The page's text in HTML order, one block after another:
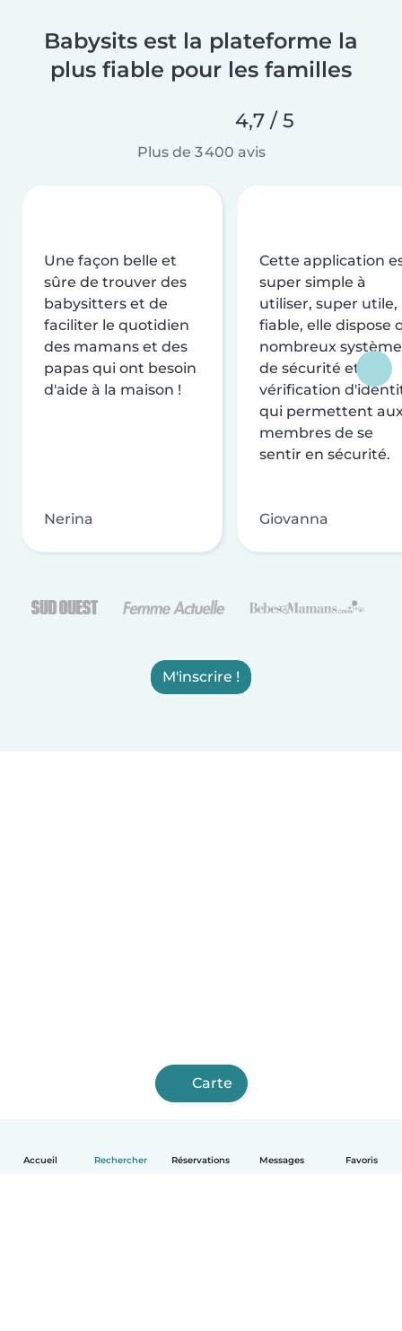
Accueil Rechercher Réservations Messages Favoris
Babysits est la plateforme la
plus fiable pour les familles
4,7 / 5
Plus de 3 400 avis
Une façon belle et
sûre de trouver des
babysitters et de
faciliter le quotidien
des mamans et des
papas qui ont besoin
d'aide à la maison !
Nerina
Cette application
super simple à
utiliser, super utile,
fiable, elle dispose
nombreux
de sécurité et de
vérification
qui permettent
membres de se
sentir en sécurité.
Giovanna
M'inscrire !
Carte